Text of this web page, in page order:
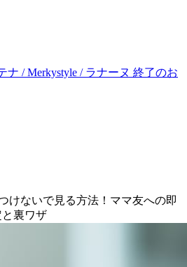
ナ / Merkystyle / ラナーヌ 終了のお
けないで見る方法！ママ友への即
裏ワザ